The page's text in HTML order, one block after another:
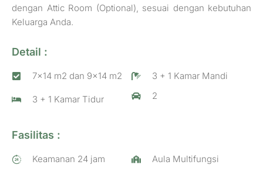
dengan Attic Room (Optional), sesuai dengan kebutuhan
Keluarga Anda.
Detail :
7x14 m2 dan 9x14 m2
3 + 1 Kamar Tidur
3 + 1 Kamar Mandi
2
Fasilitas :
Keamanan 24 jam Aula Multifungsi